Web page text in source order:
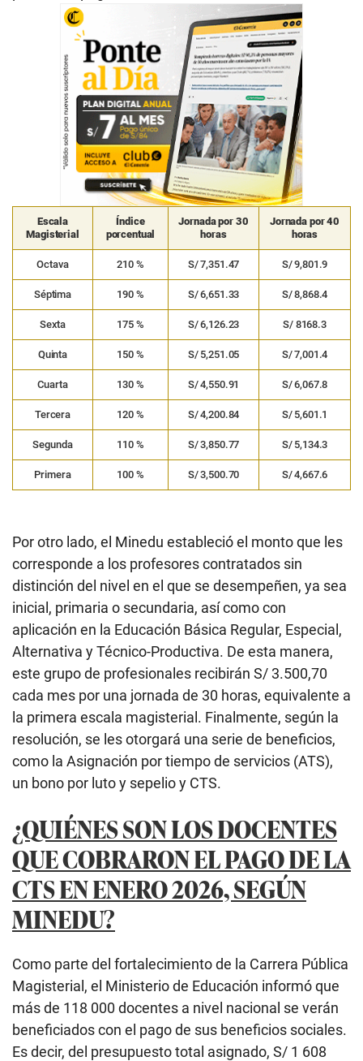
Escala
Magisterial
Índice
porcentual
Jornada por 30
horas
Jornada por 40
horas
Octava 210 % S/ 7,351.47 S/ 9,801.9
Séptima 190 % S/ 6,651.33 S/ 8,868.4
Sexta 175 % S/ 6,126.23 S/ 8168.3
Quinta 150 % S/ 5,251.05 S/ 7,001.4
Cuarta 130 % S/ 4,550.91 S/ 6,067.8
Tercera 120 % S/ 4,200.84 S/ 5,601.1
Segunda 110 % S/ 3,850.77 S/ 5,134.3
Primera 100 % S/ 3,500.70 S/ 4,667.6
Por otro lado, el Minedu estableció el monto que les
corresponde a los profesores contratados sin
distinción del nivel en el que se desempeñen, ya sea
inicial, primaria o secundaria, así como con
aplicación en la Educación Básica Regular, Especial,
Alternativa y Técnico-Productiva. De esta manera,
este grupo de profesionales recibirán S/ 3.500,70
cada mes por una jornada de 30 horas, equivalente a
la primera escala magisterial. Finalmente, según la
resolución, se les otorgará una serie de beneficios,
como la Asignación por tiempo de servicios (ATS),
un bono por luto y sepelio y CTS.
¿QUIÉNES SON LOS DOCENTES
QUE COBRARON EL PAGO DE LA
CTS EN ENERO 2026, SEGÚN
MINEDU?
Como parte del fortalecimiento de la Carrera Pública
Magisterial, el Ministerio de Educación informó que
más de 118 000 docentes a nivel nacional se verán
beneficiados con el pago de sus beneficios sociales.
Es decir, del presupuesto total asignado, S/ 1 608